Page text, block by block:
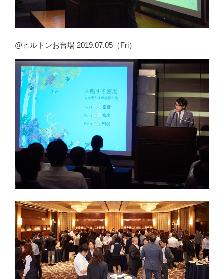
@ヒルトンお台場 2019.07.05（Fri）